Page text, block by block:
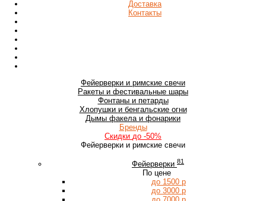
Доставка
Контакты
Фейерверки и римские свечи
Ракеты и фестивальные шары
Фонтаны и петарды
Хлопушки и бенгальские огни
Дымы факела и фонарики
Бренды
Скидки до -50%
Фейерверки и римские свечи
Фейерверки 81
По цене
до 1500 р
до 3000 р